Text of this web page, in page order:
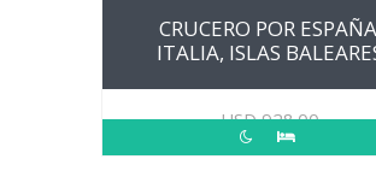
CRUCERO POR
ITALIA, ISLAS
USD928.00